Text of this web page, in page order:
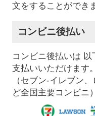
文をすることができ
コンビニ後払い
コンビニ後払いは
支払いいただけます。
（セブン-イレブン
ど全国主要コンビニ）